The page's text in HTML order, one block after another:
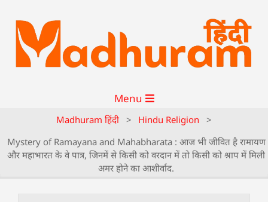
Menu
Madhuram हिंदी > Hindu Religion
>
Mystery of Ramayana and Mahabharata : आज भी जीवित है रामायण
और महाभारत के वे पात्र, जिनमें से किसी को वरदान में तो किसी को श्राप में मिली
अमर होने का आशीर्वाद.